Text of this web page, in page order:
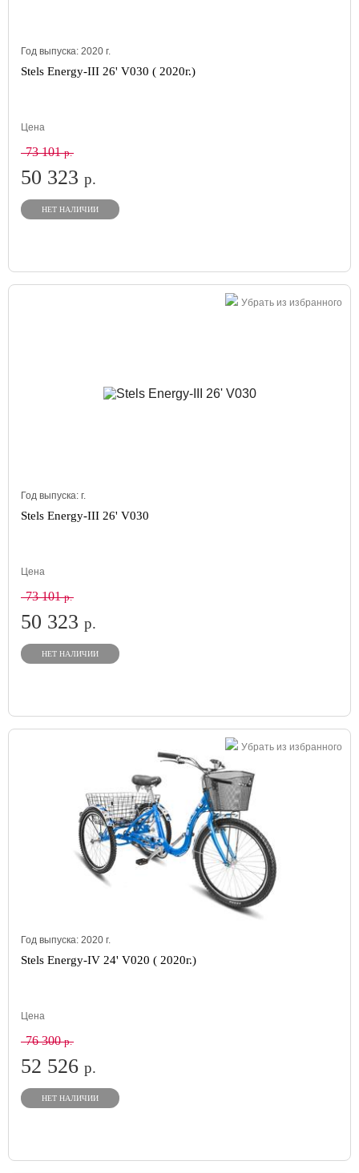
Год выпуска: 2020 г.
Stels Energy-III 26' V030 ( 2020г.)
Цена
73 101р.
50 323 р.
НЕТ НАЛИЧИИ
Убрать из избранного
Год выпуска: г.
Stels Energy-III 26' V030
Цена
73 101р.
50 323 р.
НЕТ НАЛИЧИИ
Убрать из избранного
Год выпуска: 2020 г.
Stels Energy-IV 24' V020 ( 2020г.)
Цена
76 300р.
52 526 р.
НЕТ НАЛИЧИИ